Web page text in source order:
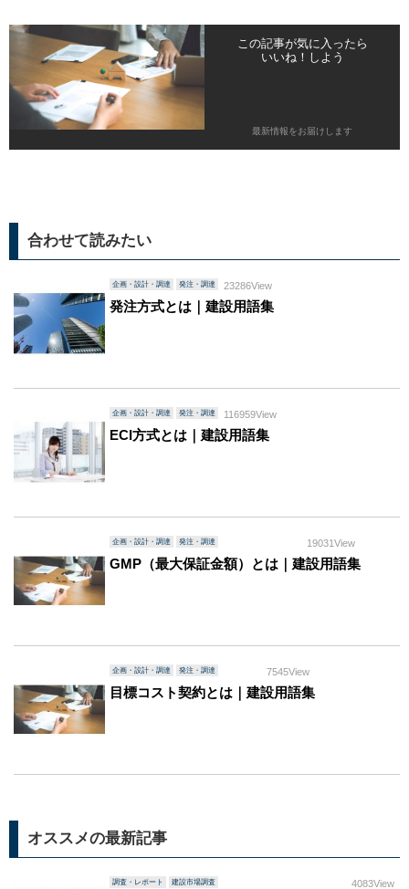
この記事が気に入ったら
いいね！しよう
最新情報をお届けします
合わせて読みたい
企画・設計・調達 発注・調達 23286View
発注方式とは｜建設用語集
企画・設計・調達 発注・調達 116959View
ECI方式とは｜建設用語集
企画・設計・調達 発注・調達 19031View
GMP（最大保証金額）とは｜建設用語集
企画・設計・調達 発注・調達 7545View
目標コスト契約とは｜建設用語集
オススメの最新記事
調査・レポート 建設市場調査 4083View